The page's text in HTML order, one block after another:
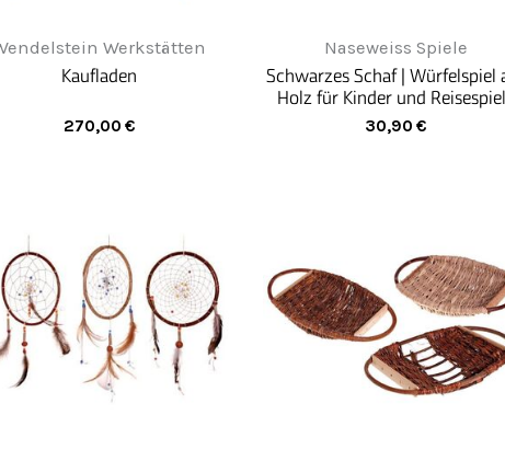
Werkstätten
Kaufladen
270,00 €
Naseweiss Spiele
Schwarzes Schaf | Würfelspiel
Holz für Kinder und
NASEWEISS
30,90 €